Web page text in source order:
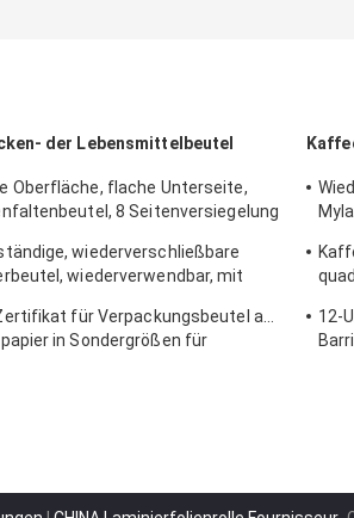
der Lebensmittelbeutel
Oberfläche, flache Unterseite,
8 Seitenversiegelung
wiederverschließbare
wiederverwendbar, mit
für Verpackungsbeutel aus
in Sondergrößen für
12-